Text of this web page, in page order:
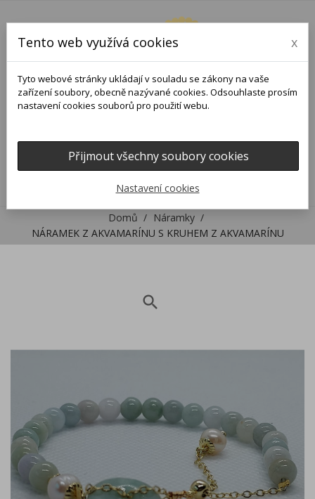
Domů
Náramky
NÁRAMEK Z AKVAMARÍNU S KRUHEM Z AKVAMARÍNU
search
Tento web využívá cookies x
Tyto webové stránky ukládají v souladu se zákony na vaše
zařízení soubory, obecně nazývané cookies. Odsouhlaste prosím
nastavení cookies souborů pro použití webu.
Přijmout všechny soubory cookies
Nastavení cookies